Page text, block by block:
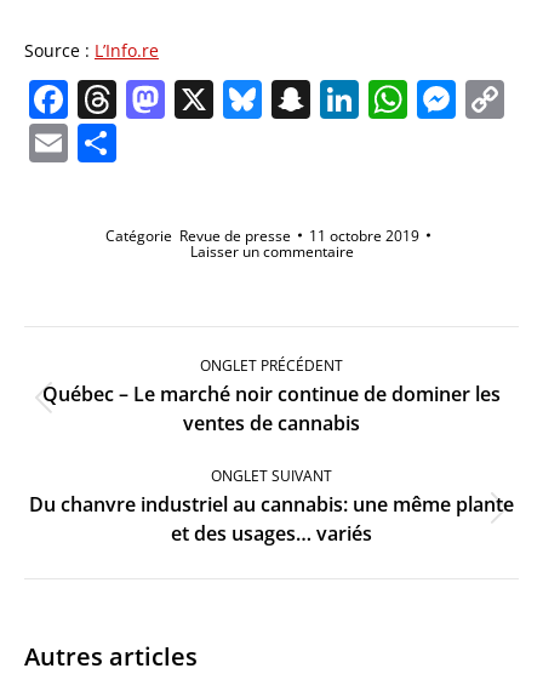
Source : L’Info.re
Facebook
Threads
Mastodon
X Bluesky
Snapchat
LinkedIn
Email
Catégorie Revue de presse 11 octobre 2019
Laisser un commentaire
Navigation
ONGLET PRÉCÉDENT
Onglet
précédent
Québec – Le marché noir continue de dominer les
ventes de cannabis
ONGLET SUIVANT
Onglet
suivant
Du chanvre industriel au cannabis: une même plante
et des usages… variés
Autres articles